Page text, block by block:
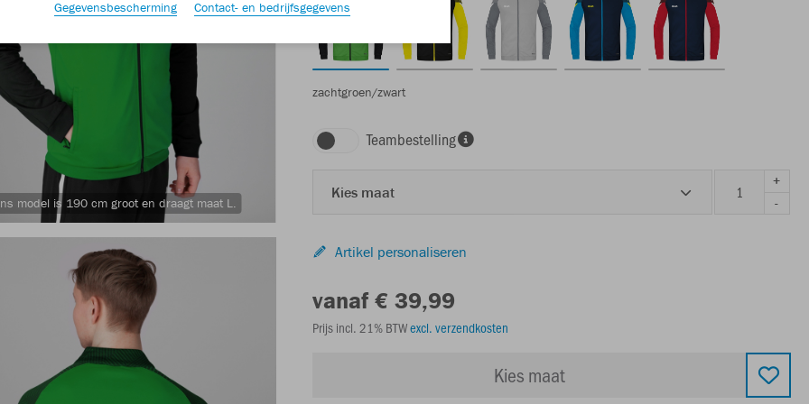
model is 190 cm groot en draagt maat L.
zachtgroen/zwart
Teambestelling
Kies maat
+
-
Artikel personaliseren
vanaf € 39,99
Prijs incl. 21% BTWexcl. verzendkosten
Kies maat
Gegevensbescherming Contact- en bedrijfsgegevens